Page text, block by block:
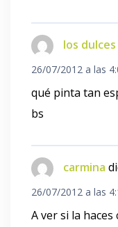
los
26/07/2012 a las
qué pinta tan
bs
carmina
26/07/2012 a las
A ver si la